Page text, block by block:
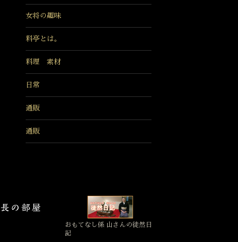
女将の趣味
料亭とは。
料理 素材
日常
通販
通販
おもてなし係 山さんの徒然日
記